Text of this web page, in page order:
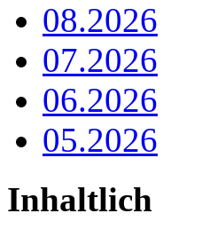
08.2026
07.2026
06.2026
05.2026
Inhaltlich